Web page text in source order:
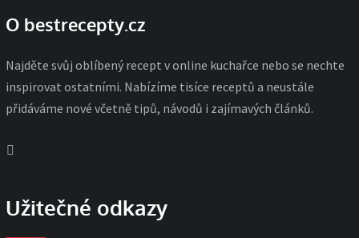
O bestrecepty.cz
Najděte svůj oblíbený recept v online kuchařce nebo se nechte
inspirovat ostatními. Nabízíme tisíce receptů a neustále
přidáváme nové včetně tipů, návodů i zajímavých článků.
Užitečné odkazy